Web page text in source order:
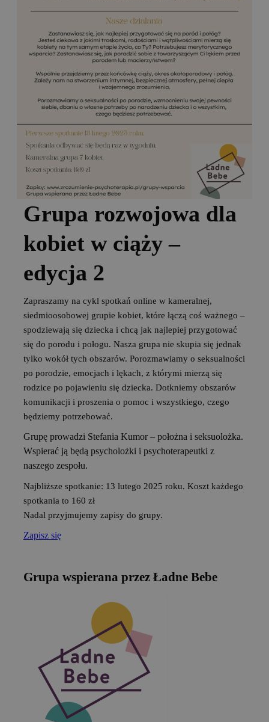
Grupa rozwojowa dla
kobiet w ciąży –
edycja 2
Zapraszamy na cykl spotkań online w kameralnej,
siedmioosobowej grupie kobiet, które łączą coś ważnego –
spodziewają się dziecka i chcą jak najlepiej przygotować
się do porodu i połogu. Nasza grupa nie skupia się jednak
tylko wokół tych obszarów. Porozmawiamy o seksualności
po porodzie, emocjach i lękach, z którymi mierzą się
rodzice po pojawieniu się dziecka. Dotkniemy obszarów
komunikacji i proszenia o pomoc i wszystkiego, czego
będziemy potrzebować.
Grupę prowadzi Stefania Kumor – położna i seksuolożka.
Wspierać ją będą psycholożki i psychoterapeutki z
naszego zespołu.
Najbliższe spotkanie: 13 lutego 2025 roku. Koszt każdego
spotkania to 160 zł
Nadal przyjmujemy zapisy do grupy.
Zapisz się
Grupa wspierana przez Ładne Bebe